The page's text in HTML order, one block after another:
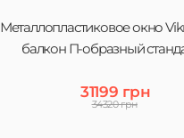
Металлопластиковое окно
балкон П-образный
31199 грн
34320 грн